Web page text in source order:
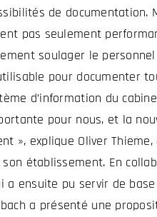
de
pas seulement
soulager le
pour documenter
d’information du
pour nous, et la
», explique Oliver
son établissement. En
a ensuite pu servir de base
a présenté une